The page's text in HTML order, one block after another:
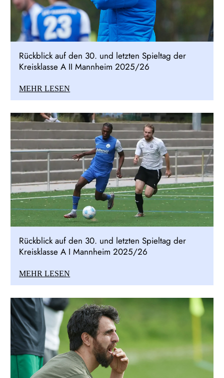
Rückblick auf den 30. und letzten Spieltag der
Kreisklasse A II Mannheim 2025/26
MEHR LESEN
Rückblick auf den 30. und letzten Spieltag der
Kreisklasse A I Mannheim 2025/26
MEHR LESEN